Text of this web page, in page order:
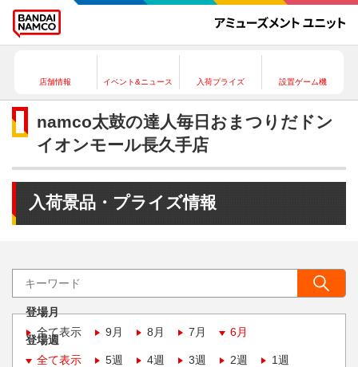
店舗情報 イベント&ニュース 入荷プライズ 設置ゲーム機
namco太鼓の達人毎日おまつりだドン
イオンモール長久手店
入荷景品・プライズ情報
登場月
全て表示
9月 8月 7月 6月
登場週
全て表示
5週 4週 3週 2週 1週